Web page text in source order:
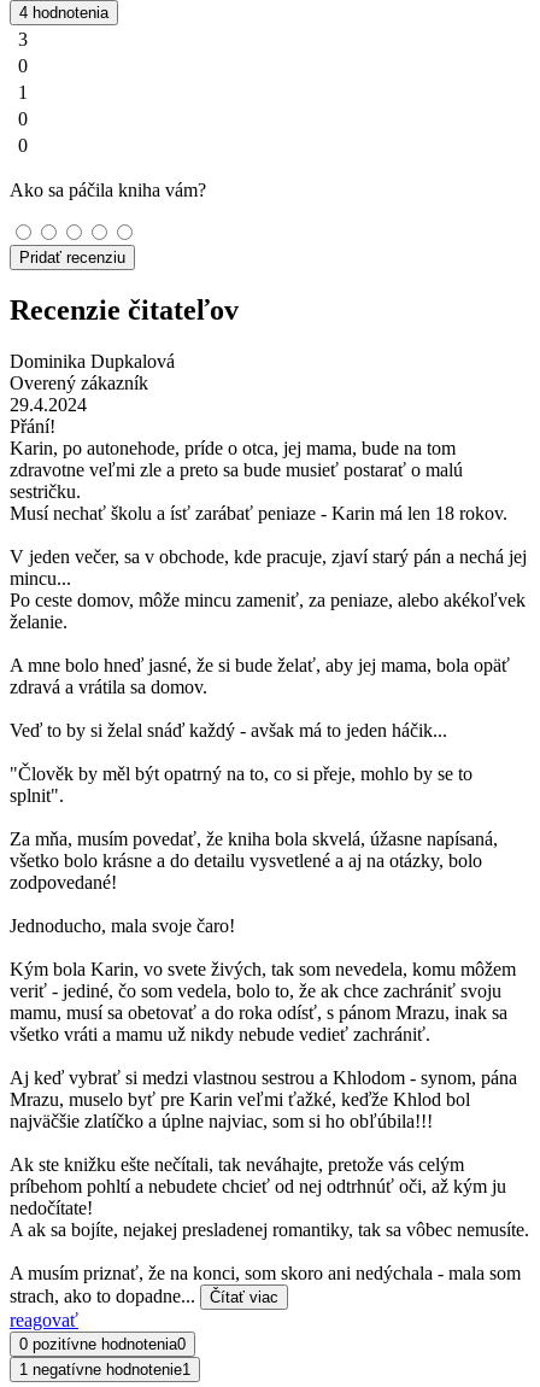
4 hodnotenia
3
0
1
0
0
Ako sa páčila kniha vám?
Pridať recenziu
Recenzie čitateľov
Dominika Dupkalová
Overený zákazník
29.4.2024
Přání!
Karin, po autonehode, príde o otca, jej mama, bude na tom
zdravotne veľmi zle a preto sa bude musieť postarať o malú
sestričku.
Musí nechať školu a ísť zarábať peniaze - Karin má len 18 rokov.
V jeden večer, sa v obchode, kde pracuje, zjaví starý pán a nechá jej
mincu...
Po ceste domov, môže mincu zameniť, za peniaze, alebo akékoľvek
želanie.
A mne bolo hneď jasné, že si bude želať, aby jej mama, bola opäť
zdravá a vrátila sa domov.
Veď to by si želal snáď každý - avšak má to jeden háčik...
"Člověk by měl být opatrný na to, co si přeje, mohlo by se to
splnit".
Za mňa, musím povedať, že kniha bola skvelá, úžasne napísaná,
všetko bolo krásne a do detailu vysvetlené a aj na otázky, bolo
zodpovedané!
Jednoducho, mala svoje čaro!
Kým bola Karin, vo svete živých, tak som nevedela, komu môžem
veriť - jediné, čo som vedela, bolo to, že ak chce zachrániť svoju
mamu, musí sa obetovať a do roka odísť, s pánom Mrazu, inak sa
všetko vráti a mamu už nikdy nebude vedieť zachrániť.
Aj keď vybrať si medzi vlastnou sestrou a Khlodom - synom, pána
Mrazu, muselo byť pre Karin veľmi ťažké, keďže Khlod bol
najväčšie zlatíčko a úplne najviac, som si ho obľúbila!!!
Ak ste knižku ešte nečítali, tak neváhajte, pretože vás celým
príbehom pohltí a nebudete chcieť od nej odtrhnúť oči, až kým ju
nedočítate!
A ak sa bojíte, nejakej presladenej romantiky, tak sa vôbec nemusíte.
A musím priznať, že na konci, som skoro ani nedýchala - mala som
strach, ako to dopadne...
Čítať viac
reagovať
0 pozitívne hodnotenia0
1 negatívne hodnotenie1